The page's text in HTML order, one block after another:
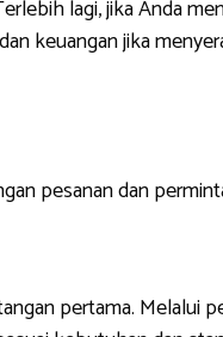
lagi, jika Anda
keuangan jika
pesanan dan
pertama. Melalui